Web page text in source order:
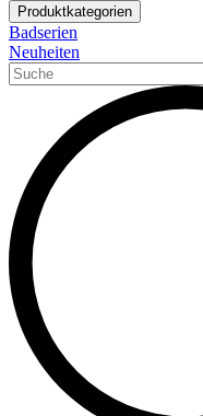
Produktkategorien
Badserien
Neuheiten